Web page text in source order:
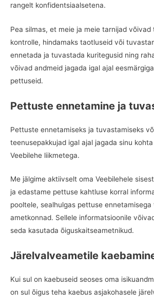
rangelt konfidentsiaalsetena.
Pea silmas, et meie ja meie tarnijad võivad
kontrolle, hindamaks taotluseid või
ennetada ja tuvastada kuritegusid ning
võivad andmeid jagada igal ajal
pettuseid.
Pettuste ennetamine ja
Pettuste ennetamiseks ja tuvastamiseks
teenusepakkujad igal ajal jagada sinu
Veebilehe liikmetega.
Me jälgime aktiivselt oma Veebilehele
ja edastame pettuse kahtluse korral
pooltele, sealhulgas pettuse ennetamisega
ametkonnad. Sellele informatsioonile
seda kasutada õiguskaitseametnikud.
Järelvalveametile
Kui sul on kaebuseid seoses oma
on sul õigus teha kaebus asjakohasele